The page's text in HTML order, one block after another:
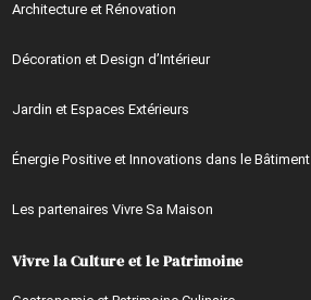
Architecture et Rénovation
Décoration et Design d’Intérieur
Jardin et Espaces Extérieurs
Énergie Positive et Innovations dans le Bâtiment
Les partenaires Vivre Sa Maison
Vivre la Culture et le Patrimoine